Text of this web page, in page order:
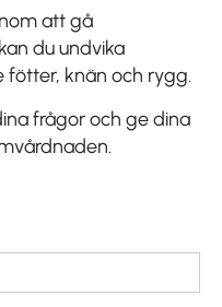
att gå
du undvika
knän och rygg.
frågor och ge dina